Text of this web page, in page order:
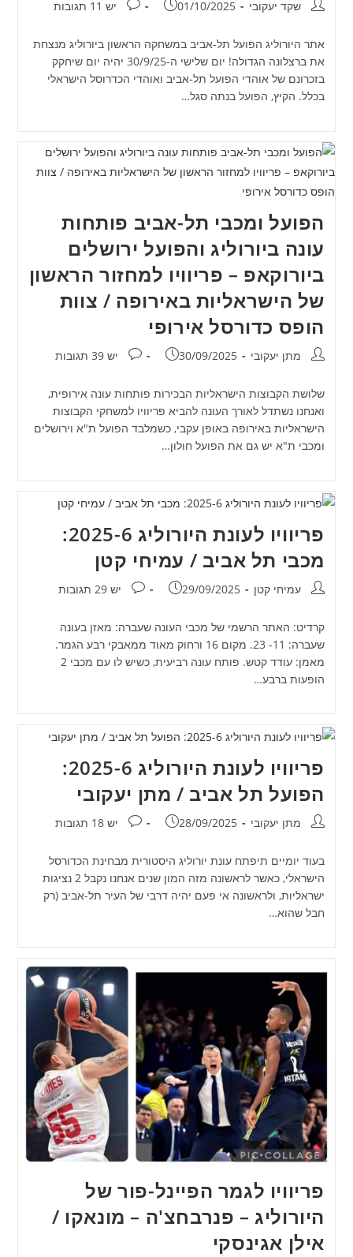
מחבר:שקד יעקובי פורסם:
01/10/2025 תגובות:
יש 11 תגובות
אתר היורוליג הפועל תל-אביב במשחקה הראשון ביורוליג מנצחת
את ברצלונה הגדולה! יום שלישי ה-30/9/25 יהיה יום שיחקק
בזכרונם של אוהדי הפועל תל-אביב ואוהדי הכדרוסל הישראלי
בכלל. הקיץ, הפועל בנתה סגל…
הפועל ומכבי תל-אביב פותחות
עונה ביורוליג והפועל ירושלים
ביורוקאפ – פריוויו למחזור הראשון
של הישראליות באירופה / צוות
הופס כדורסל אירופי
מחבר:מתן יעקובי פורסם:
30/09/2025 תגובות:
יש 39 תגובות
שלושת הקבוצות הישראליות הבכירות פותחות עונה אירופית,
ואנחנו נשתדל לאורך העונה להביא פריוויו למשחקי הקבוצות
הישראליות באירופה באופן עקבי, כשמלבד הפועל ת"א וירושלים
ומכבי ת"א יש גם את הפועל חולון…
פריוויו לעונת היורוליג 2025-6:
מכבי תל אביב / עמיחי קטן
מחבר:עמיחי קטן פורסם:
29/09/2025 תגובות:
יש 29 תגובות
קרדיט: האתר הרשמי של מכבי העונה שעברה: מאזן בעונה
שעברה: 11- 23. מקום 16 ורחוק מאוד ממאבקי רבע הגמר.
מאמן: עודד קטש. פותח עונה רביעית, כשיש לו עם מכבי 2
הופעות ברבע…
פריוויו לעונת היורוליג 2025-6:
הפועל תל אביב / מתן יעקובי
מחבר:מתן יעקובי פורסם:
28/09/2025 תגובות:
יש 18 תגובות
בעוד יומיים תיפתח עונת יורוליג היסטורית מבחינת הכדורסל
הישראלי, כאשר לראשונה מזה המון שנים אנחנו נקבל 2 נציגות
ישראליות, ולראשונה אי פעם יהיה דרבי של העיר תל-אביב (רק
חבל שהוא…
פריוויו לגמר הפיינל-פור של
היורוליג – פנרבחצ'ה – מונאקו /
אילן אגינסקי